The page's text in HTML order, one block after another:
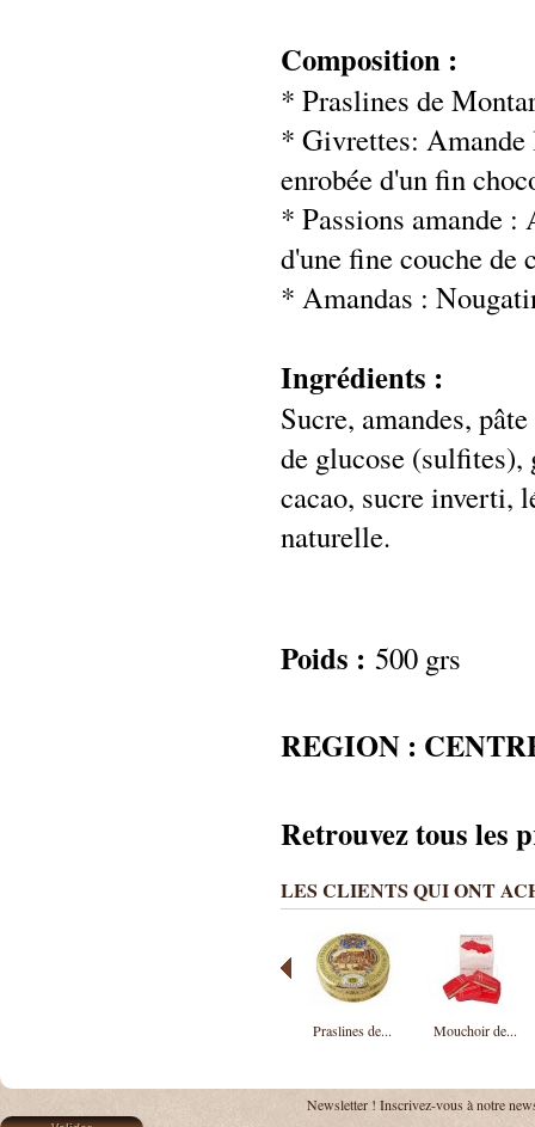
Composition :
* Praslines de
* Givrettes: Amande
enrobée d'un fin
* Passions amande :
d'une fine couche
* Amandas :
Ingrédients :
Sucre, amandes,
de glucose (sulfites),
cacao, sucre inverti,
naturelle.
Poids : 500 grs
REGION :
Retrouvez tous les
LES CLIENTS QUI ONT
Praslines de... Mouchoir de...
Newsletter ! Inscrivez-vous à notre